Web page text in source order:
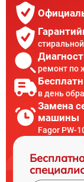
ремонт по
в день
Замена
машины
Fagor PW-